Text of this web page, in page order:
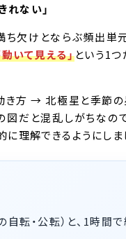
れない」
ち欠けとならぶ頻出単
いて見える」という1
き方 → 北極星と季節
だと混乱しがちなの
理解できるようにしま
転・公転）と、1時間